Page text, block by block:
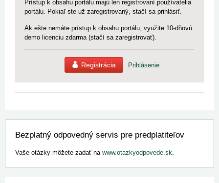
Prístup k obsahu portálu majú len registrovaní používatelia
portálu. Pokiaľ ste už zaregistrovaný, stačí sa prihlásiť.
Ak ešte nemáte prístup k obsahu portálu, využite 10-dňovú
demo licenciu zdarma (stačí sa zaregistrovať).
Registrácia Prihlásenie
Bezplatný odpovedný servis pre predplatiteľov
Vaše otázky môžete zadať na www.otazkyodpovede.sk.